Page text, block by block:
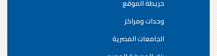
خريطة الموقع
وحدات ومراكز
الجامعات المصرية